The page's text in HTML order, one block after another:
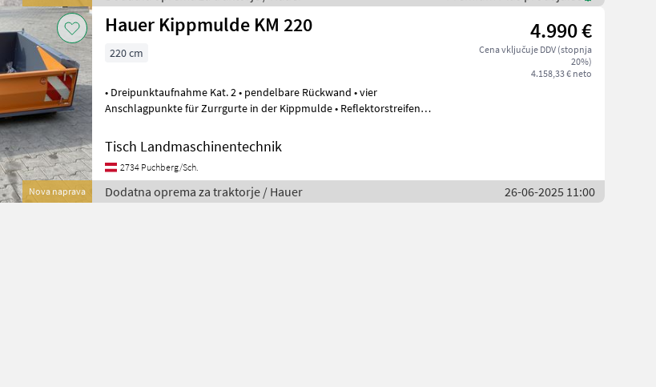
Nova naprava
Hauer Kippmulde KM 220 4.990 €
Cena vključuje DDV (stopnja
20%)
4.158,33 € neto
220 cm
• Dreipunktaufnahme Kat. 2 • pendelbare Rückwand • vier
Anschlagpunkte für Zurrgurte in der Kippmulde • Reflektorstreifen
Tisch Landmaschinentechnik
2734 Puchberg/Sch.
Dodatna oprema za traktorje / Hauer 26-06-2025 11:00